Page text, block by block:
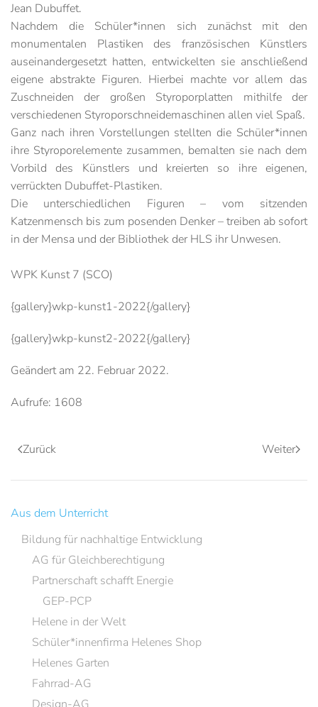
Jean Dubuffet.
Nachdem die Schüler*innen sich zunächst mit den
monumentalen Plastiken des französischen Künstlers
auseinandergesetzt hatten, entwickelten sie anschließend
eigene abstrakte Figuren. Hierbei machte vor allem das
Zuschneiden der großen Styroporplatten mithilfe der
verschiedenen Styroporschneidemaschinen allen viel Spaß.
Ganz nach ihren Vorstellungen stellten die Schüler*innen
ihre Styroporelemente zusammen, bemalten sie nach dem
Vorbild des Künstlers und kreierten so ihre eigenen,
verrückten Dubuffet-Plastiken.
Die unterschiedlichen Figuren – vom sitzenden
Katzenmensch bis zum posenden Denker – treiben ab sofort
in der Mensa und der Bibliothek der HLS ihr Unwesen.
WPK Kunst 7 (SCO)
{gallery}wkp-kunst1-2022{/gallery}
{gallery}wkp-kunst2-2022{/gallery}
Geändert am 22. Februar 2022.
Aufrufe: 1608
Zurück Weiter
Aus dem Unterricht
Bildung für nachhaltige Entwicklung
AG für Gleichberechtigung
Partnerschaft schafft Energie
GEP-PCP
Helene in der Welt
Schüler*innenfirma Helenes Shop
Helenes Garten
Fahrrad-AG